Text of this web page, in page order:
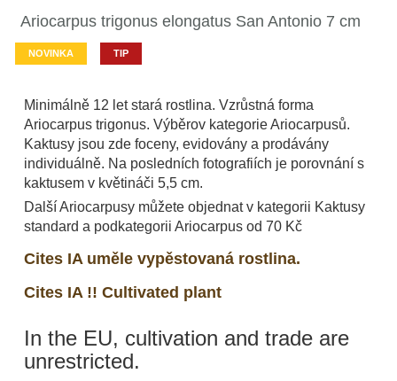
Ariocarpus trigonus elongatus San Antonio 7 cm
NOVINKA TIP
Minimálně 12 let stará rostlina. Vzrůstná forma
Ariocarpus trigonus. Výběrov kategorie Ariocarpusů.
Kaktusy jsou zde foceny, evidovány a prodávány
individuálně. Na posledních fotografiích je porovnání s
kaktusem v květináči 5,5 cm.
Další Ariocarpusy můžete objednat v kategorii Kaktusy
standard a podkategorii Ariocarpus od 70 Kč
Cites IA uměle vypěstovaná rostlina.
Cites IA !! Cultivated plant
In the EU, cultivation and trade are
unrestricted.